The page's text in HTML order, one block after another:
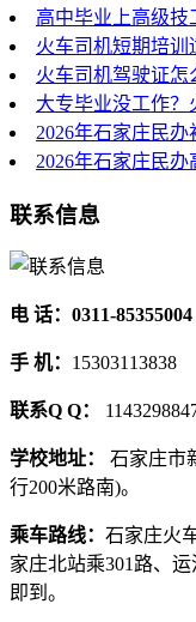
高中毕业上高级技
火车司机短期培训
火车司机驾驶证怎
大专毕业没工作？
2026年石家庄民
2026年石家庄民
联系信息
电 话：0311-85355004
手 机： 15303113838
联系Q Q：
学校地址： 石家庄市
行200米路南)。
乘车路线： 石家庄火
家庄北站乘301路、
即到。